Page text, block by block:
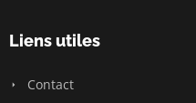
Liens utiles
Contact